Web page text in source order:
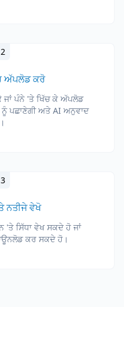
ਅੱਪਲੋਡ ਕਰੋ
ਜਾਂ ਪੰਨੇ 'ਤੇ ਖਿੱਚ ਕੇ ਅੱਪਲੋਡ
ਨੂੰ ਪਛਾਣੇਗੀ ਅਤੇ AI ਅਨੁਵਾਦ
ਨਤੀਜੇ ਵੇਖੋ
'ਤੇ ਸਿੱਧਾ ਵੇਖ ਸਕਦੇ ਹੋ ਜਾਂ
ਕਰ ਸਕਦੇ ਹੋ।